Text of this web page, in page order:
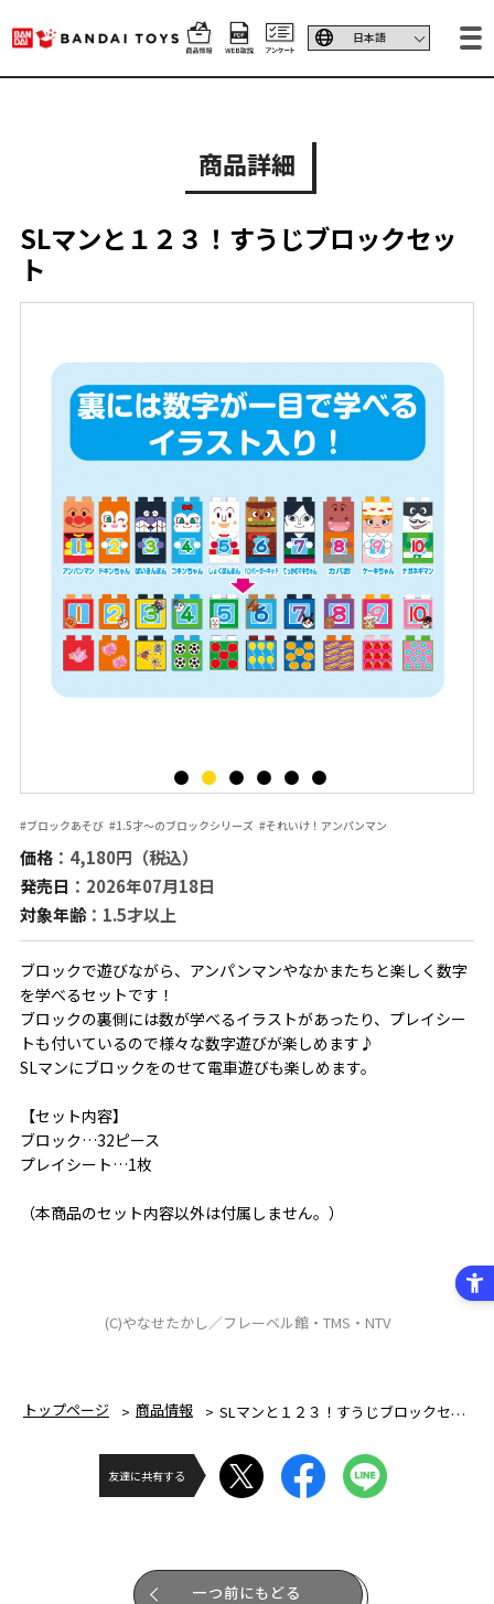
商品詳細
SLマンと１２３！すうじブロックセッ
ト
#ブロックあそび #1.5才～のブロックシリーズ #それいけ！アンパンマン
価格：4,180円（税込）
発売日 ：2026年07月18日
対象年齢：1.5才以上
ブロックで遊びながら、アンパンマンやなかまたちと楽しく数字
を学べるセットです！
ブロックの裏側には数が学べるイラストがあったり、プレイシー
トも付いているので様々な数字遊びが楽しめます♪
SLマンにブロックをのせて電車遊びも楽しめます。
【セット内容】
ブロック…32ピース
プレイシート…1枚
（本商品のセット内容以外は付属しません。）
(C)やなせたかし／フレーベル館・TMS・NTV
トップページ 商品情報 SLマンと１２３！すうじブロックセット
友達に共有する
一つ前にもどる